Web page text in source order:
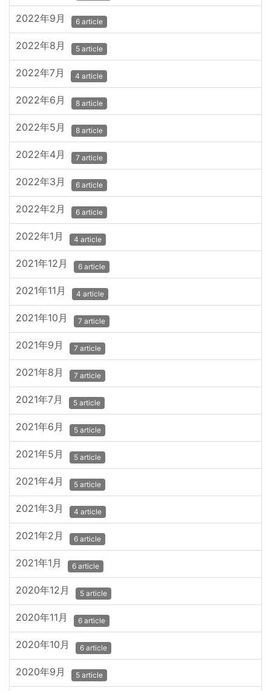
2022年9月 6 article
2022年8月 5 article
2022年7月 4 article
2022年6月 8 article
2022年5月 8 article
2022年4月 7 article
2022年3月 6 article
2022年2月 6 article
2022年1月 4 article
2021年12月 6 article
2021年11月 4 article
2021年10月 7 article
2021年9月 7 article
2021年8月 7 article
2021年7月 5 article
2021年6月 5 article
2021年5月 5 article
2021年4月 5 article
2021年3月 4 article
2021年2月 6 article
2021年1月 6 article
2020年12月 5 article
2020年11月 6 article
2020年10月 6 article
2020年9月 5 article